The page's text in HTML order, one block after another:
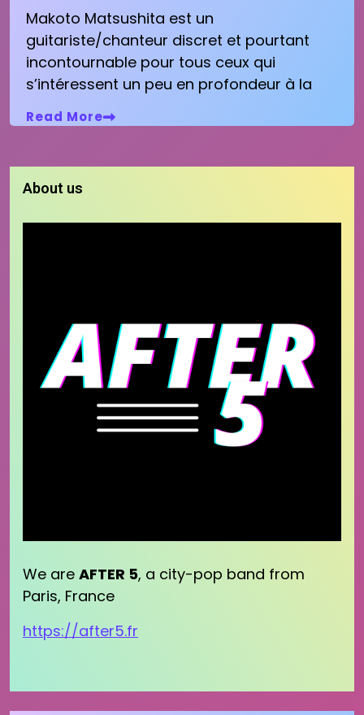
Makoto Matsushita est un
guitariste/chanteur discret et pourtant
incontournable pour tous ceux qui
s’intéressent un peu en profondeur à la
Read More
About us
We are AFTER 5, a city-pop band from
Paris, France
https://after5.fr